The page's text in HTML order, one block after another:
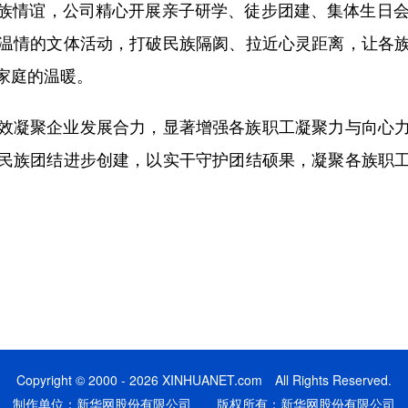
，公司精心开展亲子研学、徒步团建、集体生日
情的文体活动，打破民族隔阂、拉近心灵距离，让各
的温暖。
企业发展合力，显著增强各族职工凝聚力与向心
族团结进步创建，以实干守护团结硕果，凝聚各族职
Copyright © 2000 - 2026 XINHUANET.com All Rights Reserved.
制作单位：新华网股份有限公司 版权所有：新华网股份有限公司